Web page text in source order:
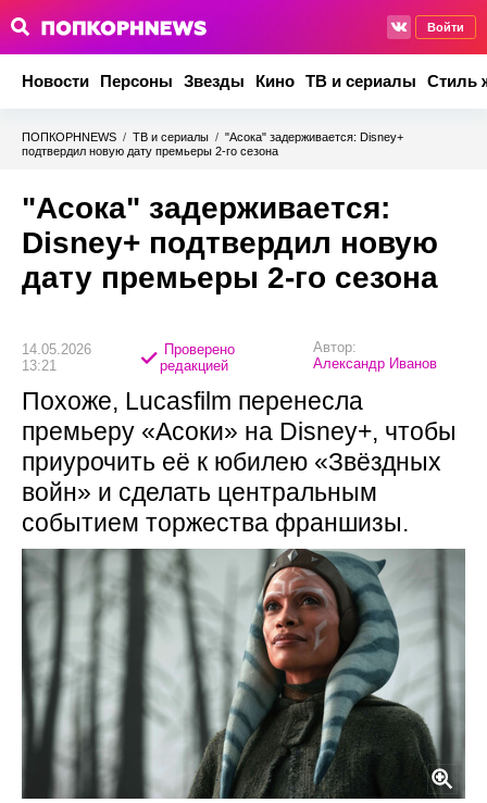
Войти
Новости Персоны Звезды Кино ТВ и сериалы Стиль
ПОПКОРНNEWS / ТВ и сериалы / "Асока" задерживается: Disney+
подтвердил новую дату премьеры 2-го сезона
"Асока" задерживается:
Disney+ подтвердил новую
дату премьеры 2-го сезона
14.05.2026
13:21
Проверено
редакцией
Автор:
Александр Иванов
Похоже, Lucasfilm перенесла
премьеру «Асоки» на Disney+, чтобы
приурочить её к юбилею «Звёздных
войн» и сделать центральным
событием торжества франшизы.